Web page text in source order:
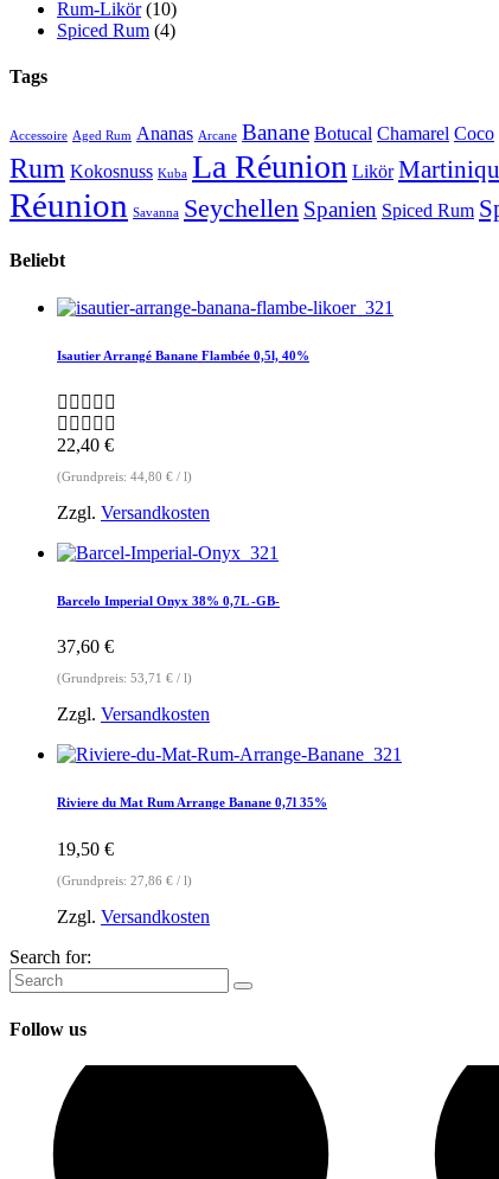
Rum-Likör (10)
Spiced Rum (4)
Tags
Accessoire Aged Rum Ananas Arcane Banane Botucal Chamarel Coco
Rum Kokosnuss Kuba La Réunion Likör
Réunion Savanna Seychellen Spanien Spiced Rum
Beliebt
Isautier Arrangé Banane Flambée 0,5l, 40%
22,40 €
(Grundpreis: 44,80 € / l)
Zzgl. Versandkosten
Barcelo Imperial Onyx 38% 0,7L -GB-
37,60 €
(Grundpreis: 53,71 € / l)
Zzgl. Versandkosten
Riviere du Mat Rum Arrange Banane 0,7l 35%
19,50 €
(Grundpreis: 27,86 € / l)
Zzgl. Versandkosten
Search for:
Follow us